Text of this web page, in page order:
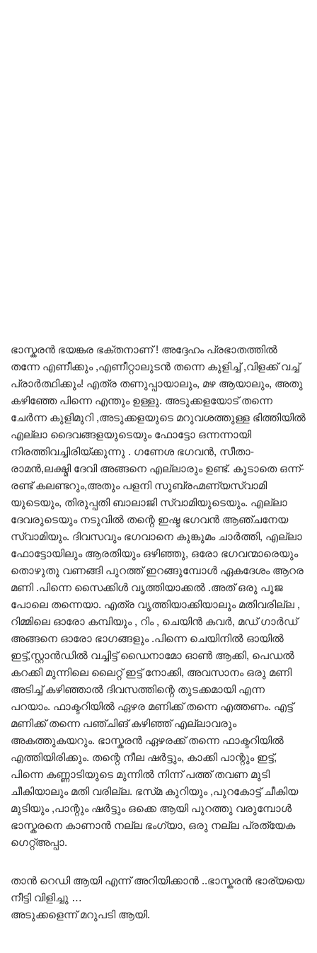
ഭാസ്കരൻ ഭയങ്കര ഭക്തനാണ് ! അദ്ദേഹം പ്രഭാതത്തിൽ
തന്നേ എണീക്കും ,എണീറ്റാലുടൻ തന്നെ കുളിച്ച് ,വിളക്ക് വച്ച്
പ്രാർത്ഥിക്കും! എത്ര തണുപ്പായാലും, മഴ ആയാലും, അതു
കഴിഞ്ഞേ പിന്നെ എന്തും ഉള്ളു. അടുക്കളയോട് തന്നെ
ചേർന്ന കുളിമുറി ,അടുക്കളയുടെ മറുവശത്തുള്ള ഭിത്തിയിൽ
എല്ലാ ദൈവങ്ങളയുടെയും ഫോട്ടോ ഒന്നന്നായി
നിരത്തിവച്ചിരിയ്ക്കുന്നു . ഗണേശ ഭഗവൻ, സീതാ-
രാമൻ,ലക്ഷ്മി ദേവി അങ്ങനെ എല്ലാരും ഉണ്ട്. കൂടാതെ ഒന്ന്-
രണ്ട് കലണ്ടറും,അതും പളനി സുബ്രഹ്മണ്യസ്വാമി
യുടെയും, തിരുപ്പതി ബാലാജി സ്വാമിയുടെയും. എല്ലാ
ദേവരുടെയും നടുവിൽ തന്റെ ഇഷ്ട ഭഗവൻ ആഞ്ചനേയ
സ്വാമിയും. ദിവസവും ഭഗവാനെ കുങ്കുമം ചാർത്തി, എല്ലാ
ഫോട്ടോയിലും ആരതിയും ഒഴിഞ്ഞു, ഒരോ ഭഗവന്മാരെയും
തൊഴുതു വണങ്ങി പുറത്ത് ഇറങ്ങുമ്പോൾ ഏകദേശം ആറര
മണി .പിന്നെ സൈക്കിൾ വൃത്തിയാക്കൽ .അത് ഒരു പൂജ
പോലെ തന്നെയാ. എത്ര വൃത്തിയാക്കിയാലും മതിവരില്ല ,
റിമ്മിലെ ഓരോ കമ്പിയും , റിം , ചെയിൻ കവർ, മഡ് ഗാർഡ്
അങ്ങനെ ഓരോ ഭാഗങ്ങളും .പിന്നെ ചെയിനിൽ ഓയിൽ
ഇട്ട്,സ്റ്റാൻഡിൽ വച്ചിട്ട് ഡൈനാമോ ഓൺ ആക്കി, പെഡൽ
കറക്കി മുന്നിലെ ലൈറ്റ് ഇട്ട് നോക്കി, അവസാനം ഒരു മണി
അടിച്ച് കഴിഞ്ഞാൽ ദിവസത്തിന്റെ തുടക്കമായി എന്ന
പറയാം. ഫാക്ടറിയിൽ ഏഴര മണിക്ക് തന്നെ എത്തണം. എട്ട്
മണിക്ക് തന്നെ പഞ്ചിങ് കഴിഞ്ഞ് എല്ലാവരും
അകത്തുകയറും. ഭാസ്കരൻ ഏഴരക്ക് തന്നെ ഫാക്ടറിയിൽ
എത്തിയിരിക്കും. തന്റെ നീല ഷർട്ടും, കാക്കി പാന്റും ഇട്ട്,
പിന്നെ കണ്ണാടിയുടെ മുന്നിൽ നിന്ന് പത്ത് തവണ മുടി
ചീകിയാലും മതി വരില്ല. ഭസ്‌മ കുറിയും ,പുറകോട്ട് ചീകിയ
മുടിയും ,പാന്റും ഷർട്ടും ഒക്കെ ആയി പുറത്തു വരുമ്പോൾ
ഭാസ്കരനെ കാണാൻ നല്ല ഭംഗ്യാ, ഒരു നല്ല പ്രത്യേക
ഗെറ്റ്അപ്പാ.
താൻ റെഡി ആയി എന്ന് അറിയിക്കാൻ ..ഭാസ്കരൻ ഭാര്യയെ
നീട്ടി വിളിച്ചു …
അടുക്കളെന്ന് മറുപടി ആയി.